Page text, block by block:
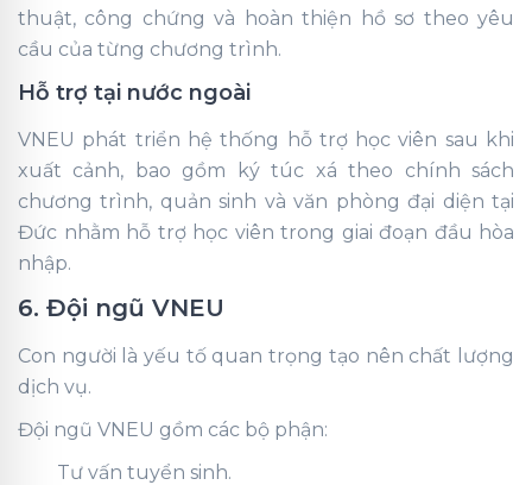
thuật, công chứng và hoàn thiện hồ sơ theo yêu
cầu của từng chương trình.
Hỗ trợ tại nước ngoài
VNEU phát triển hệ thống hỗ trợ học viên sau khi
xuất cảnh, bao gồm ký túc xá theo chính sách
chương trình, quản sinh và văn phòng đại diện tại
Đức nhằm hỗ trợ học viên trong giai đoạn đầu hòa
nhập.
6. Đội ngũ VNEU
Con người là yếu tố quan trọng tạo nên chất lượng
dịch vụ.
Đội ngũ VNEU gồm các bộ phận:
Tư vấn tuyển sinh.